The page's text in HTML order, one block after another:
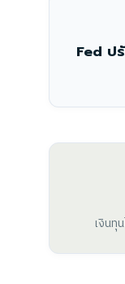
Fed ป
เงินทุ